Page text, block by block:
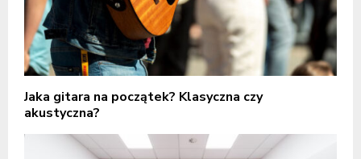
Jaka gitara na początek? Klasyczna czy
akustyczna?